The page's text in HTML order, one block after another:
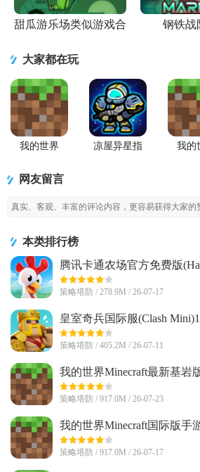
甜瓜游乐场类似游戏合
钢铁战
大家都在玩
我的世界
凉屋异星指
我的
网友留言
本类排行榜
腾讯卡通农场官方免费版
Day)v1.71.1 安卓最新版
策略塔防 / 278.9M / 26-07-17
皇室奇兵国际服(Clash
卓最新版
策略塔防 / 405.2M / 26-07-11
我的世界Minecraft最新基岩
v1.26.20.24 安卓免付费版
策略塔防 / 917.0M / 26-07-23
我的世界Minecraft国际版手
v1.26.20.24 官方最新版
策略塔防 / 917.0M / 26-07-17